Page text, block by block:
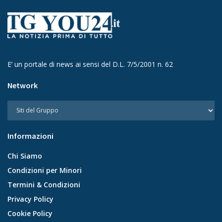
E’ un portale di news ai sensi del D.L. 7/5/2001 n. 62
Network
Informazioni
Chi Siamo
Condizioni per Minori
Termini & Condizioni
Privacy Policy
Cookie Policy